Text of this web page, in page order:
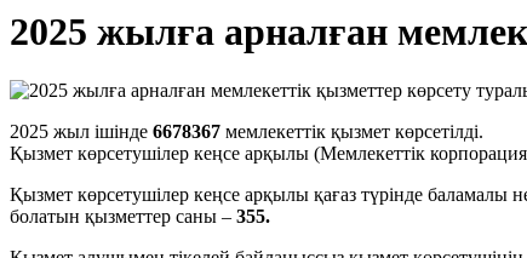
2025 жылға арналған
2025 жыл ішінде 6678367 мемлекеттік қызмет көрсетілді.
Қызмет көрсетушілер кеңсе арқылы (Мемлекеттік
Қызмет көрсетушілер кеңсе арқылы қағаз түрінде баламалы
болатын қызметтер саны – 355.